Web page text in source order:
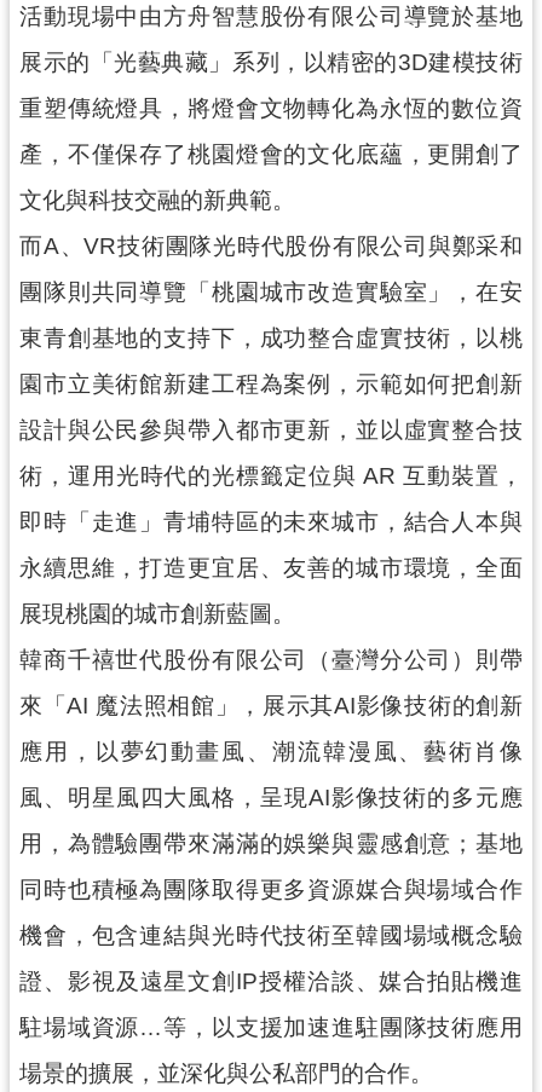
青
資
地
介
關
連
府
資
訊
公
開
回
首
站
導
覽
政
信
箱
園
市
活動現場中由方舟智慧股份有限公司導覽於基地
展示的「光藝典藏」系列，以精密的3D建模技術
重塑傳統燈具，將燈會文物轉化為永恆的數位資
產，不僅保存了桃園燈會的文化底蘊，更開創了
文化與科技交融的新典範。
而A、VR技術團隊光時代股份有限公司與鄭采和
團隊則共同導覽「桃園城市改造實驗室」，在安
東青創基地的支持下，成功整合虛實技術，以桃
園市立美術館新建工程為案例，示範如何把創新
設計與公民參與帶入都市更新，並以虛實整合技
術，運用光時代的光標籤定位與 AR 互動裝置，
即時「走進」青埔特區的未來城市，結合人本與
永續思維，打造更宜居、友善的城市環境，全面
展現桃園的城市創新藍圖。
韓商千禧世代股份有限公司（臺灣分公司）則帶
來「AI 魔法照相館」，展示其AI影像技術的創新
應用，以夢幻動畫風、潮流韓漫風、藝術肖像
風、明星風四大風格，呈現AI影像技術的多元應
用，為體驗團帶來滿滿的娛樂與靈感創意；基地
同時也積極為團隊取得更多資源媒合與場域合作
機會，包含連結與光時代技術至韓國場域概念驗
證、影視及遠星文創IP授權洽談、媒合拍貼機進
駐場域資源…等，以支援加速進駐團隊技術應用
場景的擴展，並深化與公私部門的合作。